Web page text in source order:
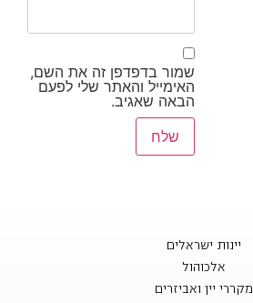
שמור בדפדפן זה את השם,
האימייל והאתר שלי לפעם
הבאה שאגיב.
יינות ישראלים
אלכוהול
מקררי יין ואביזרים